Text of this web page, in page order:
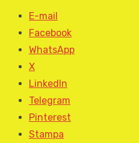
E-mail
Facebook
WhatsApp
X
LinkedIn
Telegram
Pinterest
Stampa